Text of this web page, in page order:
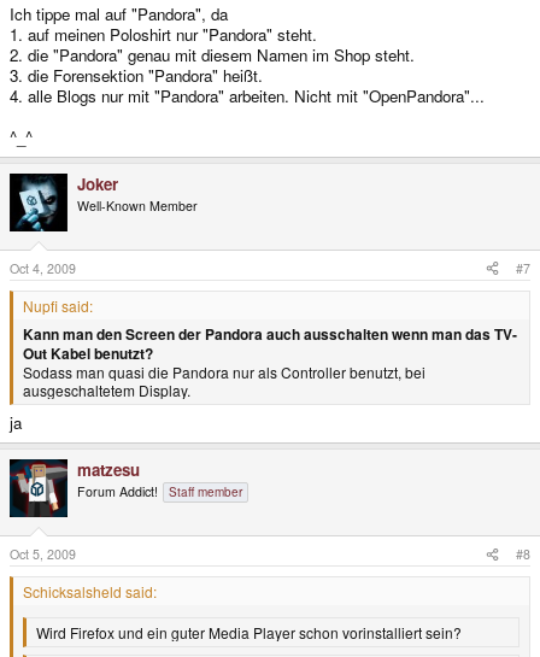
Ich tippe mal auf "Pandora", da
1. auf meinen Poloshirt nur "Pandora" steht.
2. die "Pandora" genau mit diesem Namen im Shop steht.
3. die Forensektion "Pandora" heißt.
4. alle Blogs nur mit "Pandora" arbeiten. Nicht mit "OpenPandora"...
^_^
Joker
Well-Known Member
Oct 4, 2009 #7
Nupfi said:
Kann man den Screen der Pandora auch ausschalten wenn man das TV-
Out Kabel benutzt?
Sodass man quasi die Pandora nur als Controller benutzt, bei
ausgeschaltetem Display.
ja
matzesu
Forum Addict! Staff member
Oct 5, 2009 #8
Schicksalsheld said:
Wird Firefox und ein guter Media Player schon vorinstalliert sein?